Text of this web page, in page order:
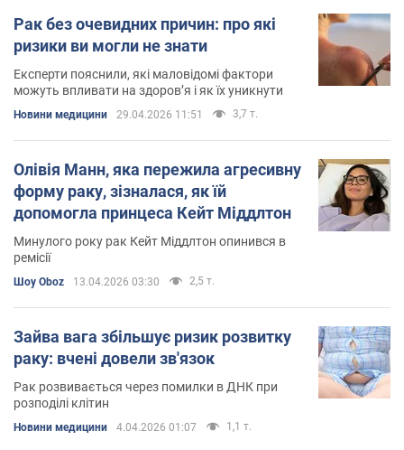
Рак без очевидних причин: про які
ризики ви могли не знати
Експерти пояснили, які маловідомі фактори
можуть впливати на здоров’я і як їх уникнути
Новини медицини 29.04.2026 11:51 3,7 т.
Олівія Манн, яка пережила агресивну
форму раку, зізналася, як їй
допомогла принцеса Кейт Міддлтон
Минулого року рак Кейт Міддлтон опинився в
ремісії
Шоу Oboz 13.04.2026 03:30 2,5 т.
Зайва вага збільшує ризик розвитку
раку: вчені довели зв'язок
Рак розвивається через помилки в ДНК при
розподілі клітин
Новини медицини 4.04.2026 01:07 1,1 т.